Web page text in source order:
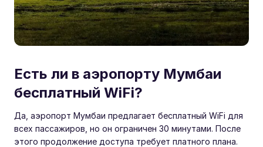
Есть ли в аэропорту Мумбаи
бесплатный WiFi?
Да, аэропорт Мумбаи предлагает бесплатный WiFi для
всех пассажиров, но он ограничен 30 минутами. После
этого продолжение доступа требует платного плана.